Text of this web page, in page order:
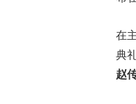
在
典
赵